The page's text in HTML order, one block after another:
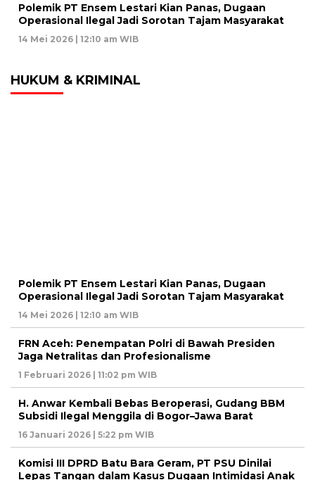
Polemik PT Ensem Lestari Kian Panas, Dugaan
Operasional Ilegal Jadi Sorotan Tajam Masyarakat
14 Mei 2026 | 12:10 am WIB
HUKUM & KRIMINAL
Polemik PT Ensem Lestari Kian Panas, Dugaan
Operasional Ilegal Jadi Sorotan Tajam Masyarakat
14 Mei 2026 | 12:10 am WIB
FRN Aceh: Penempatan Polri di Bawah Presiden
Jaga Netralitas dan Profesionalisme
1 Februari 2026 | 11:02 pm WIB
H. Anwar Kembali Bebas Beroperasi, Gudang BBM
Subsidi Ilegal Menggila di Bogor–Jawa Barat
16 Januari 2026 | 5:22 pm WIB
Komisi III DPRD Batu Bara Geram, PT PSU Dinilai
Lepas Tangan dalam Kasus Dugaan Intimidasi Anak